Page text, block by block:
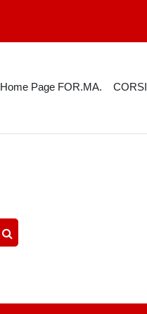
Home Page FOR.MA. CORSI
Search courses